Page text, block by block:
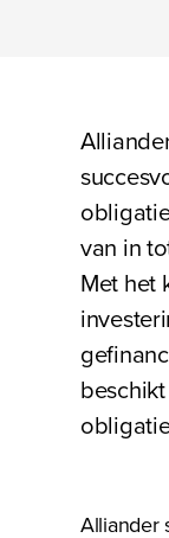
van in
Met het
Alliander